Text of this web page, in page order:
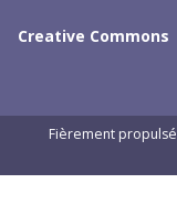
Creative Commons
Fièrement